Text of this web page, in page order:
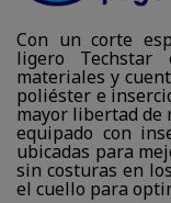
Con un corte
ligero Techstar
materiales y
poliéster e
mayor libertad de
equipado con
ubicadas para
sin costuras en
el cuello para